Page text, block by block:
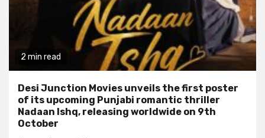
2 min read
Desi Junction Movies unveils the first poster
of its upcoming Punjabi romantic thriller
Nadaan Ishq, releasing worldwide on 9th
October